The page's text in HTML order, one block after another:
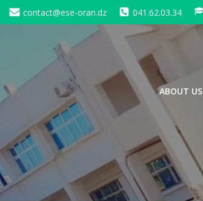
Skip
to
contact@ese-oran.dz 041.62.03.34
ABOUT US